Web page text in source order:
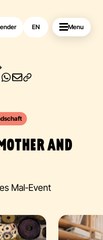
EN Menu
AND
Mal-Event